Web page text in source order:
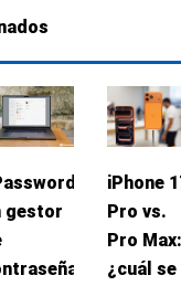
gestor
iPhone
Pro vs.
Pro Max:
¿cuál se